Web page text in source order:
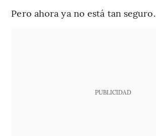
Pero ahora ya no está tan seguro.
PUBLICIDAD